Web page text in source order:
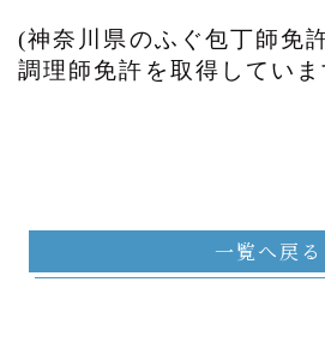
(神奈川県のふぐ包丁師免
調理師免許を取得してい
一覧へ戻る